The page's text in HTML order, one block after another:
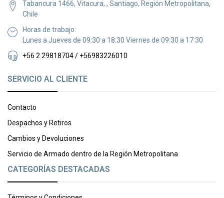
Tabancura 1466, Vitacura, , Santiago, Región Metropolitana,
Chile
Horas de trabajo:
Lunes a Jueves de 09:30 a 18:30 Viernes de 09:30 a 17:30
+56 2 29818704 / +56983226010
SERVICIO AL CLIENTE
Contacto
Despachos y Retiros
Cambios y Devoluciones
Servicio de Armado dentro de la Región Metropolitana
CATEGORÍAS DESTACADAS